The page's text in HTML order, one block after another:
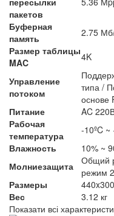
пакетов
Буферная
память
2.75
Размер таблицы
MAC
4K
Управление
потоком
типа /
основе
Питание
AC
Рабочая
температура
-10ºC ~
Влажность
10% ~
Молниезащита
Общий
режим
Размеры
Вес
3.12 кг
Показати всі